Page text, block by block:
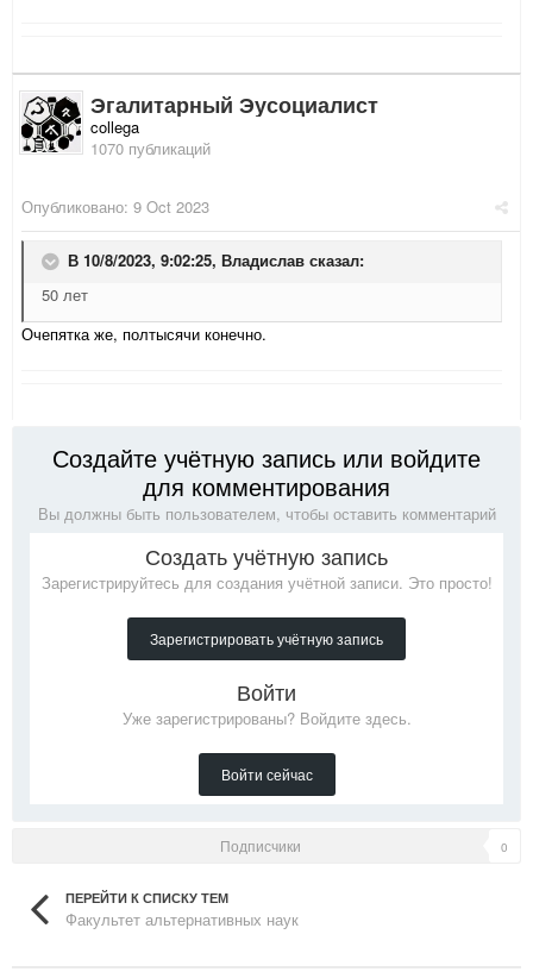
Эгалитарный Эусоциалист
collega
1070 публикаций
Опубликовано: 9 Oct 2023
В 10/8/2023, 9:02:25, Владислав сказал:
50 лет
Очепятка же, полтысячи конечно.
Создайте учётную запись или войдите
для комментирования
Вы должны быть пользователем, чтобы оставить комментарий
Создать учётную запись
Зарегистрируйтесь для создания учётной записи. Это просто!
Зарегистрировать учётную запись
Войти
Уже зарегистрированы? Войдите здесь.
Войти сейчас
Подписчики 0
ПЕРЕЙТИ К СПИСКУ ТЕМ
Факультет альтернативных наук